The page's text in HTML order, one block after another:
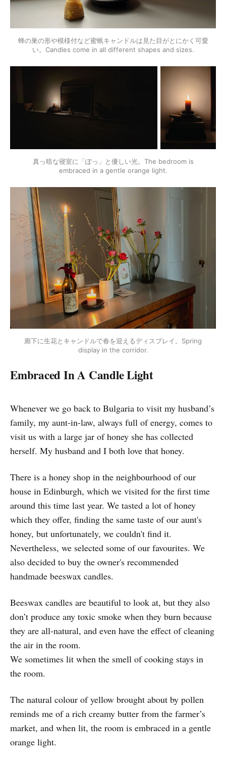
蜂の巣の形や模様付など蜜蝋キャンドルは見た目がとにかく可愛
い。Candles come in all different shapes and sizes.
真っ暗な寝室に「ぽっ」と優しい光。The bedroom is
embraced in a gentle orange light.
廊下に生花とキャンドルで春を迎えるディスプレイ。Spring
display in the corridor.
Embraced In A Candle Light
Whenever we go back to Bulgaria to visit my husband’s
family, my aunt-in-law, always full of energy, comes to
visit us with a large jar of honey she has collected
herself. My husband and I both love that honey.
There is a honey shop in the neighbourhood of our
house in Edinburgh, which we visited for the first time
around this time last year. We tasted a lot of honey
which they offer, finding the same taste of our aunt's
honey, but unfortunately, we couldn't find it.
Nevertheless, we selected some of our favourites. We
also decided to buy the owner's recommended
handmade beeswax candles.
Beeswax candles are beautiful to look at, but they also
don’t produce any toxic smoke when they burn because
they are all-natural, and even have the effect of cleaning
the air in the room.
We sometimes lit when the smell of cooking stays in
the room.
The natural colour of yellow brought about by pollen
reminds me of a rich creamy butter from the farmer’s
market, and when lit, the room is embraced in a gentle
orange light.